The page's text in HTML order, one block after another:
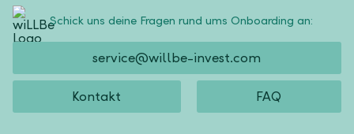
Schick uns deine Fragen rund ums Onboarding an:
service@willbe-invest.com
Kontakt FAQ